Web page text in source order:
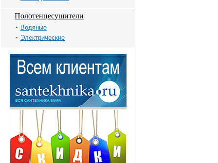
Полотенцесушители
Водяные
Электрические